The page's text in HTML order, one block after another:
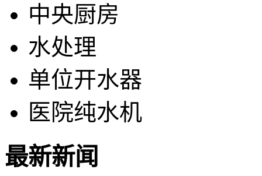
中央厨房
水处理
单位开水器
医院纯水机
最新新闻